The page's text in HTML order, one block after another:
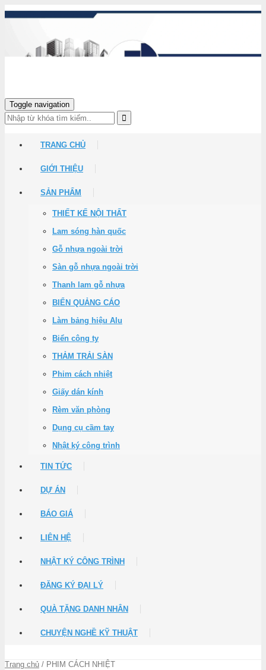
Toggle navigation
TRANG CHỦ
GIỚI THIỆU
SẢN PHẨM
THIẾT KẾ NỘI THẤT
Lam sóng hàn quốc
Gỗ nhựa ngoài trời
Sàn gỗ nhựa ngoài trời
Thanh lam gỗ nhựa
BIỂN QUẢNG CÁO
Làm bảng hiệu Alu
Biển công ty
THẢM TRẢI SÀN
Phim cách nhiệt
Giấy dán kính
Rèm văn phòng
Dụng cụ cầm tay
Nhật ký công trình
TIN TỨC
DỰ ÁN
BÁO GIÁ
LIÊN HỆ
NHẬT KÝ CÔNG TRÌNH
ĐĂNG KÝ ĐẠI LÝ
QUÀ TẶNG DANH NHÂN
CHUYỆN NGHỀ KỸ THUẬT
Trang chủ / PHIM CÁCH NHIỆT